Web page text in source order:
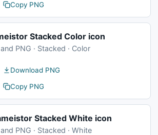
Copy PNG
Stacked Color icon
PNG · Stacked · Color
Download PNG
Copy PNG
Stacked White icon
PNG · Stacked · White